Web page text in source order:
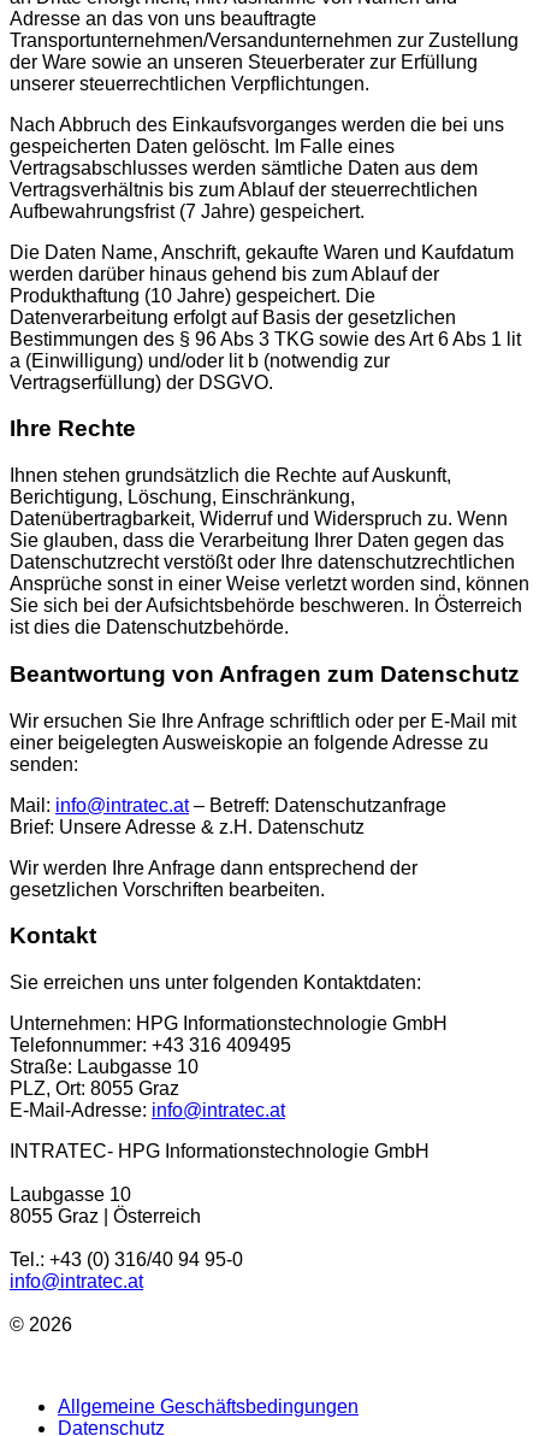
Adresse an das von uns beauftragte
Transportunternehmen/Versandunternehmen zur Zustellung
der Ware sowie an unseren Steuerberater zur Erfüllung
unserer steuerrechtlichen Verpflichtungen.
Nach Abbruch des Einkaufsvorganges werden die bei uns
gespeicherten Daten gelöscht. Im Falle eines
Vertragsabschlusses werden sämtliche Daten aus dem
Vertragsverhältnis bis zum Ablauf der steuerrechtlichen
Aufbewahrungsfrist (7 Jahre) gespeichert.
Die Daten Name, Anschrift, gekaufte Waren und Kaufdatum
werden darüber hinaus gehend bis zum Ablauf der
Produkthaftung (10 Jahre) gespeichert. Die
Datenverarbeitung erfolgt auf Basis der gesetzlichen
Bestimmungen des § 96 Abs 3 TKG sowie des Art 6 Abs 1 lit
a (Einwilligung) und/oder lit b (notwendig zur
Vertragserfüllung) der DSGVO.
Ihre Rechte
Ihnen stehen grundsätzlich die Rechte auf Auskunft,
Berichtigung, Löschung, Einschränkung,
Datenübertragbarkeit, Widerruf und Widerspruch zu. Wenn
Sie glauben, dass die Verarbeitung Ihrer Daten gegen das
Datenschutzrecht verstößt oder Ihre datenschutzrechtlichen
Ansprüche sonst in einer Weise verletzt worden sind, können
Sie sich bei der Aufsichtsbehörde beschweren. In Österreich
ist dies die Datenschutzbehörde.
Beantwortung von Anfragen zum Datenschutz
Wir ersuchen Sie Ihre Anfrage schriftlich oder per E-Mail mit
einer beigelegten Ausweiskopie an folgende Adresse zu
senden:
Mail: info@intratec.at– Betreff: Datenschutzanfrage
Brief: Unsere Adresse & z.H. Datenschutz
Wir werden Ihre Anfrage dann entsprechend der
gesetzlichen Vorschriften bearbeiten.
Kontakt
Sie erreichen uns unter folgenden Kontaktdaten:
Unternehmen: HPG Informationstechnologie GmbH
Telefonnummer: +43 316 409495
Straße: Laubgasse 10
PLZ, Ort: 8055 Graz
E-Mail-Adresse: info@intratec.at
INTRATEC- HPG Informationstechnologie GmbH
Laubgasse 10
8055 Graz | Österreich
Tel.: +43 (0) 316/40 94 95-0
info@intratec.at
© 2026
Allgemeine Geschäftsbedingungen
Datenschutz